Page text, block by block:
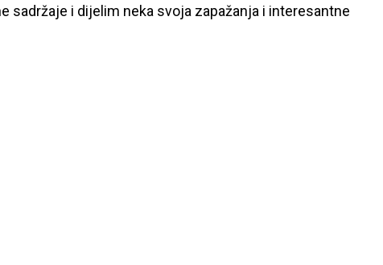
sadržaje i dijelim neka svoja zapažanja i interesantne